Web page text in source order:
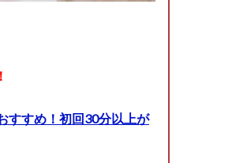
すすめ！初回30分以上が